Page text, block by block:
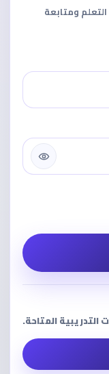
ومتابعة
المتاحة.